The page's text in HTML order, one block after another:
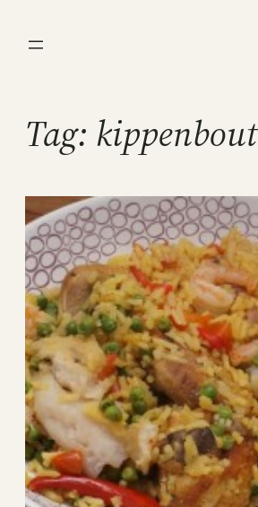
naar
Tag: kippenbout